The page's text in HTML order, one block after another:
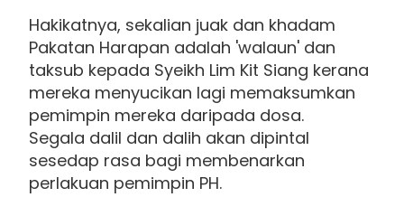
Hakikatnya, sekalian juak dan khadam
Pakatan Harapan adalah 'walaun' dan
taksub kepada Syeikh Lim Kit Siang kerana
mereka menyucikan lagi memaksumkan
pemimpin mereka daripada dosa.
Segala dalil dan dalih akan dipintal
sesedap rasa bagi membenarkan
perlakuan pemimpin PH.